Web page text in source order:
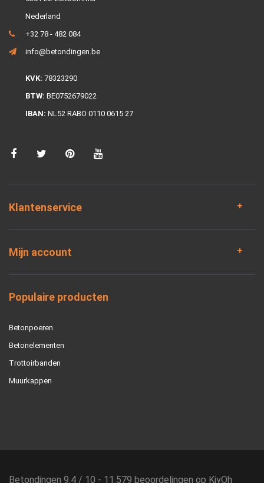
Nederland
+32 78 - 482 084
info@betondingen.be
KVK: 78323290
BTW: BE0752679022
IBAN: NL52 RABO 0110 0615 27
Klantenservice
Mijn account
Populaire producten
Betonpoeren
Betonelementen
Trottoirbanden
Muurkappen
Betondingen 9.4 / 10 - 11.579 beoordelingen op KiyOh